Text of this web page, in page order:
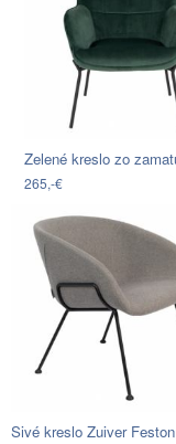
265,-€
Sivé kreslo Zuiver Feston